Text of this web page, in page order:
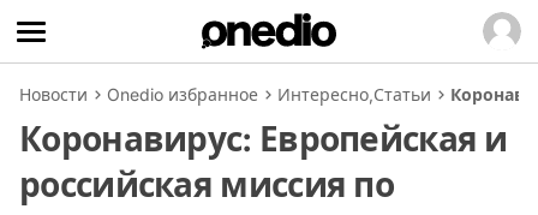
Новости Onedio избранное Интересно,Статьи
Коронавирус: Европейская и
российская миссия по